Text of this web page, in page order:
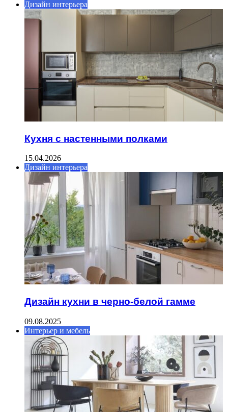
Дизайн интерьера
Кухня с настенными полками
15.04.2026
Дизайн интерьера
Дизайн кухни в черно-белой гамме
09.08.2025
Интерьер и мебель